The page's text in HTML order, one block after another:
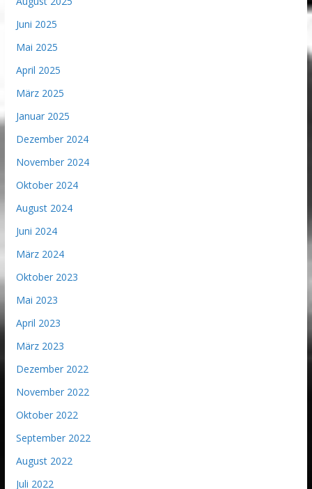
Juni 2025
Mai 2025
April 2025
März 2025
Januar 2025
Dezember 2024
November 2024
Oktober 2024
August 2024
Juni 2024
März 2024
Oktober 2023
Mai 2023
April 2023
März 2023
Dezember 2022
November 2022
Oktober 2022
September 2022
August 2022
Juli 2022